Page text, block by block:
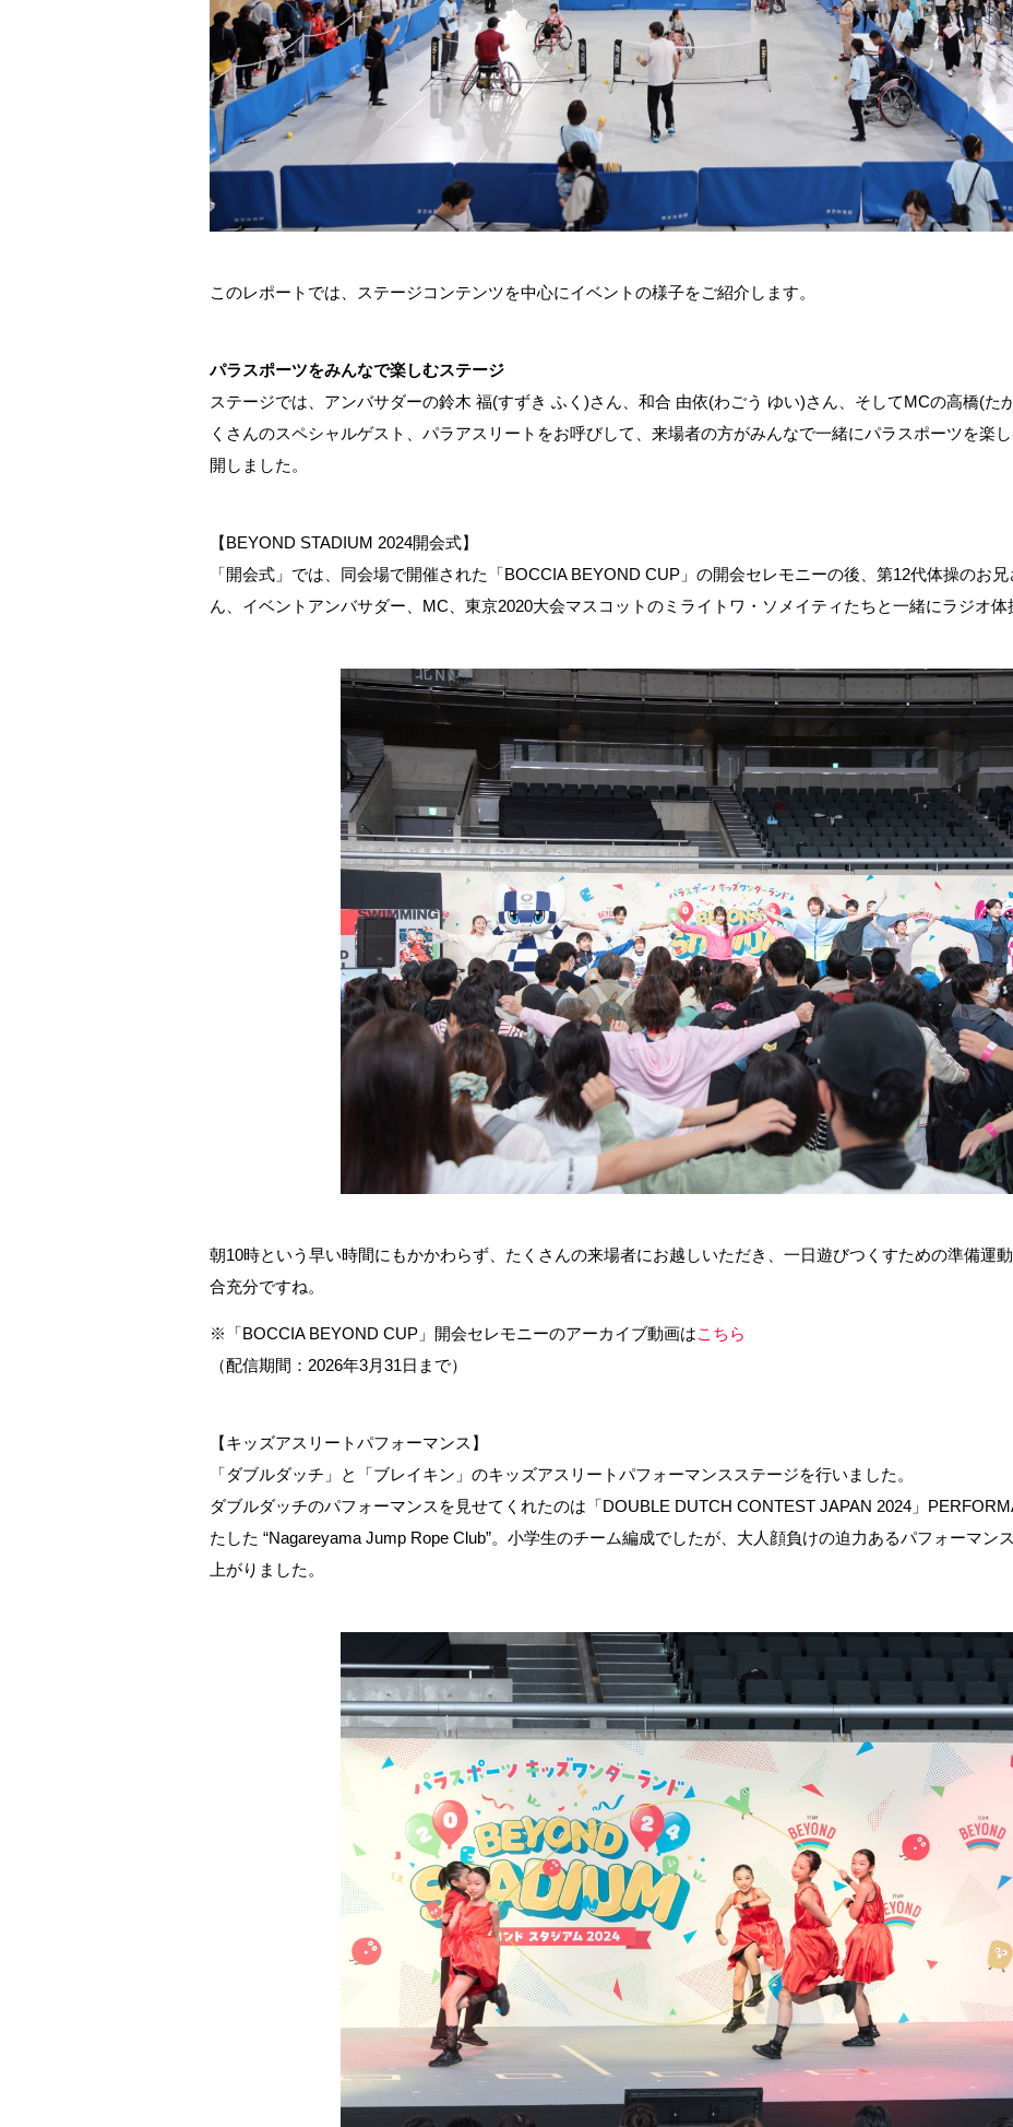
このレポートでは、ステージコンテンツを中心にイベントの様子をご紹介します。
パラスポーツをみんなで楽しむステージ
ステージでは、アンバサダーの鈴木 福(すずき ふく)さん、和合 由依(わごう ゆい)さん、そしてMCの高橋(た
くさんのスペシャルゲスト、パラアスリートをお呼びして、来場者の方がみんなで一緒にパラスポーツを楽
開しました。
【BEYOND STADIUM 2024開会式】
「開会式」では、同会場で開催された「BOCCIA BEYOND CUP」の開会セレモニーの後、第12代体操のお
ん、イベントアンバサダー、MC、東京2020大会マスコットのミライトワ・ソメイティたちと一緒にラジオ体
朝10時という早い時間にもかかわらず、たくさんの来場者にお越しいただき、一日遊びつくすための準備運
合充分ですね。
※「BOCCIA BEYOND CUP」開会セレモニーのアーカイブ動画はこちら
（配信期間：2026年3月31日まで）
【キッズアスリートパフォーマンス】
「ダブルダッチ」と「ブレイキン」のキッズアスリートパフォーマンスステージを行いました。
ダブルダッチのパフォーマンスを見せてくれたのは「DOUBLE DUTCH CONTEST JAPAN 2024」
たした “Nagareyama Jump Rope Club”。小学生のチーム編成でしたが、大人顔負けの迫力あるパフォーマン
上がりました。